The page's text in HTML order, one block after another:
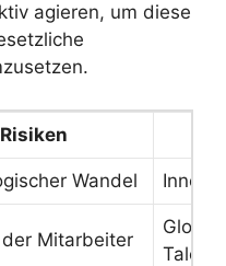
agieren, um diese
Risiken
Wandel
Mitarbeiter